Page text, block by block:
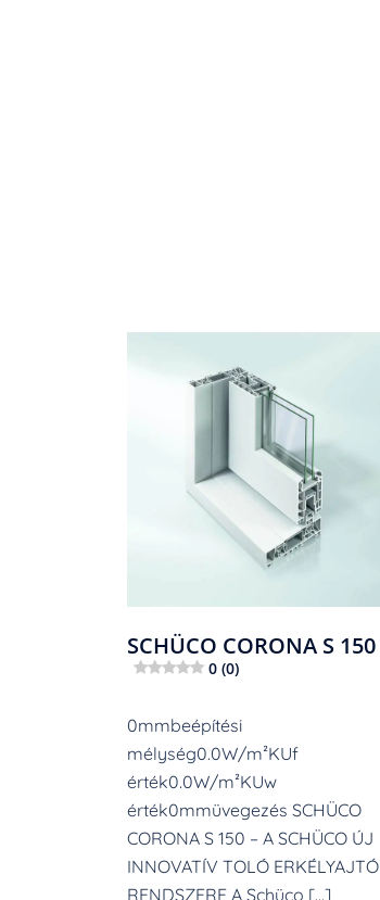
SCHÜCO CORONA S 150
0 (0)
0mmbeépítési
mélység0.0W/m²KUf
érték0.0W/m²KUw
érték0mmüvegezés SCHÜCO
CORONA S 150 – A SCHÜCO ÚJ
INNOVATÍV TOLÓ ERKÉLYAJTÓ
RENDSZERE A Schüco […]